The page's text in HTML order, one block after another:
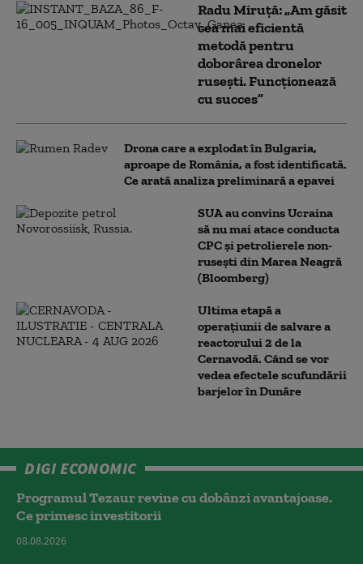
Radu Miruță: „Am găsit
cea mai eficientă
metodă pentru
doborârea dronelor
rusești. Funcționează
cu succes”
Drona care a explodat în Bulgaria,
aproape de România, a fost identificată.
Ce arată analiza preliminară a epavei
SUA au convins Ucraina
să nu mai atace conducta
CPC şi petrolierele non-
ruseşti din Marea Neagră
(Bloomberg)
Ultima etapă a
operațiunii de salvare a
reactorului 2 de la
Cernavodă. Când se vor
vedea efectele scufundării
barjelor în Dunăre
DIGI ECONOMIC
Programul Tezaur revine cu dobânzi avantajoase.
Ce primesc investitorii
08.08.2026